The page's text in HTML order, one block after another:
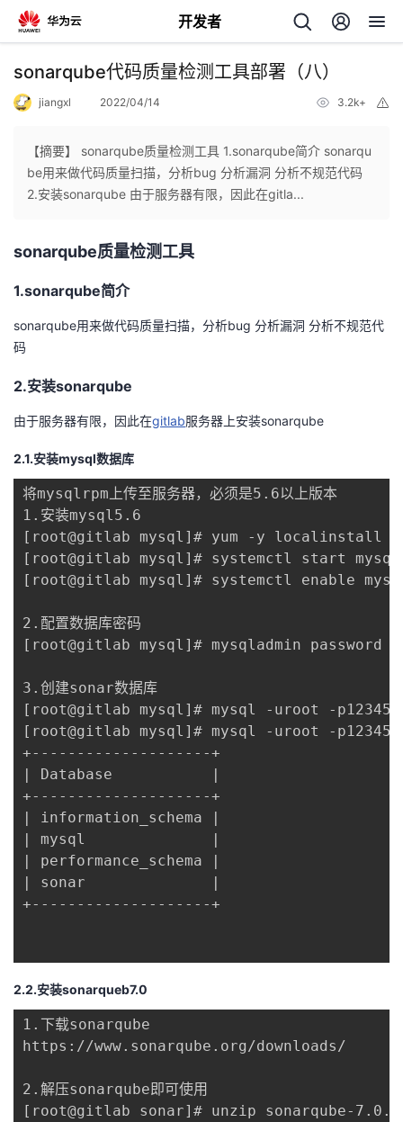
开发者
返
人
页
我
的
开
发
我
的
博
我
的
坛
我
圈
子
的
直
播
我
的
活
动
我
的
关
注
我
的
开
发
学
我
的
我
我
的
Programs
我
的
支
我
的
技
我
的
sonarqube代码质量检测工具部署（八）
jiangxl 2022/04/14 3.2k+
【摘要】 sonarqube质量检测工具 1.sonarqube简介 sonarqu
be用来做代码质量扫描，分析bug 分析漏洞 分析不规范代码
2.安装sonarqube 由于服务器有限，因此在gitla...
sonarqube质量检测工具
1.sonarqube简介
sonarqube用来做代码质量扫描，分析bug 分析漏洞 分析不规范代
码
2.安装sonarqube
由于服务器有限，因此在gitlab服务器上安装sonarqube
2.1.安装mysql数据库
将mysqlrpm上传至服务器，必须是5.6以上版本
1.安装mysql5.6
[root@gitlab mysql]# yum -y localinstall
[root@gitlab mysql]# systemctl start
[root@gitlab mysql]# systemctl enable
2.配置数据库密码
[root@gitlab mysql]# mysqladmin password
3.创建sonar数据库
[root@gitlab mysql]# mysql -uroot -
[root@gitlab mysql]# mysql -uroot -
+--------------------+
| Database           |
+--------------------+
| information_schema |
| mysql              |
| performance_schema |
| sonar              |
+--------------------+
2.2.安装sonarqueb7.0
1.下载sonarqube
https://www.sonarqube.org/downloads/
2.解压sonarqube即可使用
[root@gitlab sonar]# unzip sonarqube-